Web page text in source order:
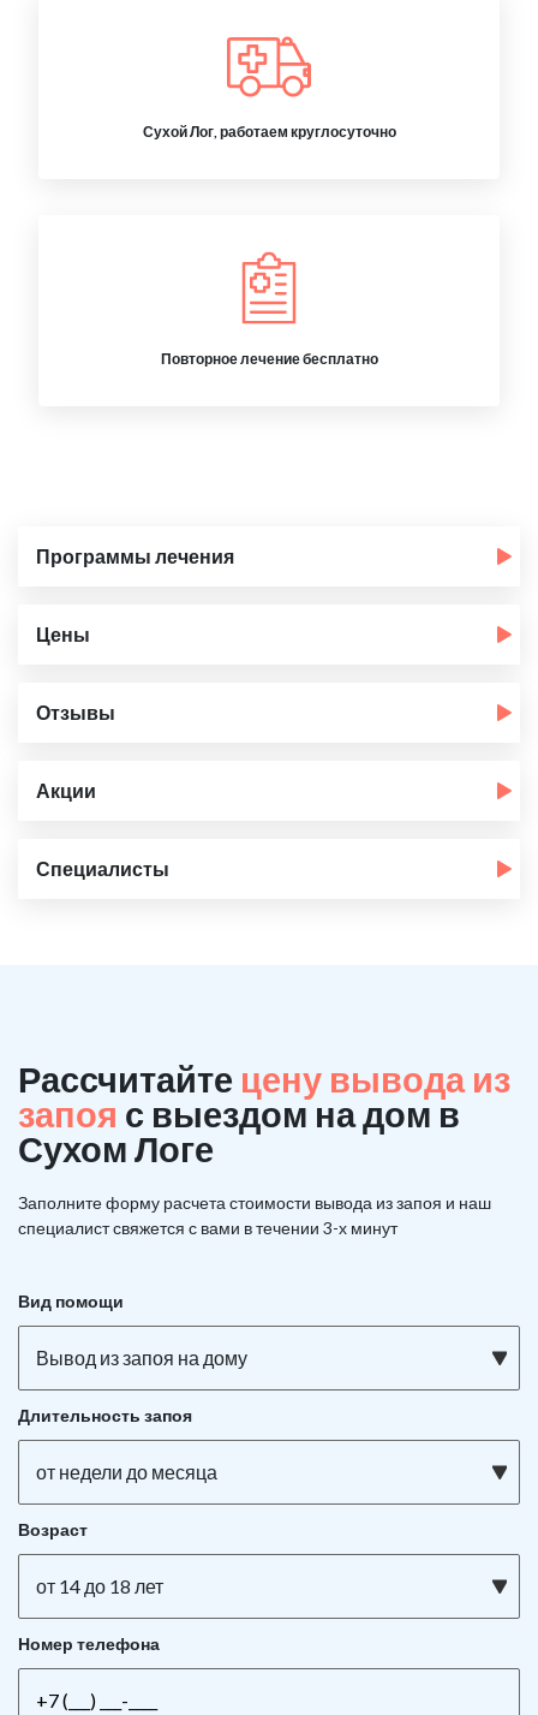
Сухой Лог, работаем круглосуточно
Повторное лечение бесплатно
Программы лечения
Цены
Отзывы
Акции
Специалисты
Рассчитайте цену вывода из
запоя с выездом на дом в
Сухом Логе
Заполните форму расчета стоимости вывода из запоя и наш
специалист свяжется с вами в течении 3-х минут
Вид помощи
Вывод из запоя на дому
Длительность запоя
от недели до месяца
Возраст
от 14 до 18 лет
Номер телефона